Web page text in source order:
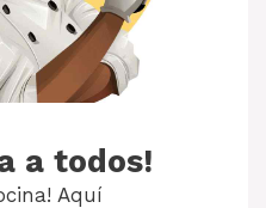
a todos!
Aquí